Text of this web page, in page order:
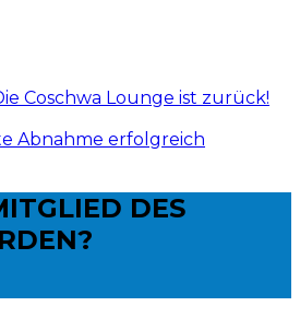
Coschwa Lounge ist zurück!
Abnahme erfolgreich
DES